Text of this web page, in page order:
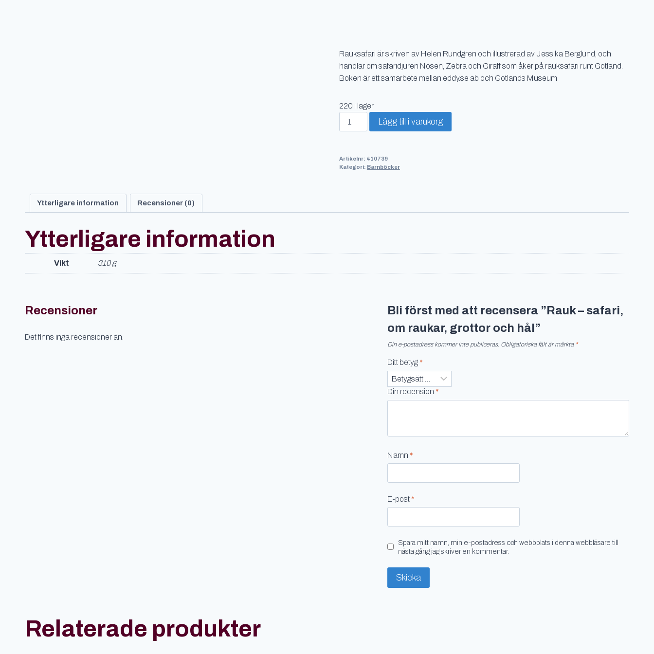
Rauksafari är skriven av Helen Rundgren och illustrerad av Jessika Berglund, och
handlar om safaridjuren Nosen, Zebra och Giraff som åker på rauksafari runt Gotland.
Boken är ett samarbete mellan eddy.se ab och Gotlands Museum
220 i lager
Rauk
-
raukar,
mängd
Lägg till i varukorg
Artikelnr: 410739
Kategori: Barnböcker
Ytterligare information Recensioner (0)
Ytterligare information
Vikt 310 g
Recensioner
Det finns inga recensioner än.
Bli först med att recensera ”Rauk – safari,
om raukar, grottor och hål”
Din e-postadress kommer inte publiceras. Obligatoriska fält är märkta *
Ditt betyg *
Din recension *
Namn *
E-post *
Spara mitt namn, min e-postadress och webbplats i denna webbläsare till
nästa gång jag skriver en kommentar.
Relaterade produkter